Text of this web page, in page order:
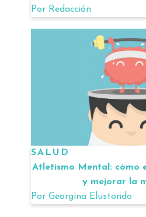
Por Redacción
SALUD
Atletismo Mental: cómo
y mejorar la
Por Georgina Elustondo